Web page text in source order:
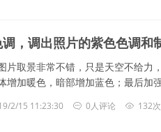
调，调出照片的紫色色调和
片取景非常不错，只是天空不给力
增加暖色，暗部增加蓝色；最后加
2/15 11:23:30 0人评论 132